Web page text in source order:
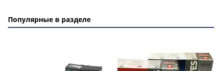
Популярные в разделе